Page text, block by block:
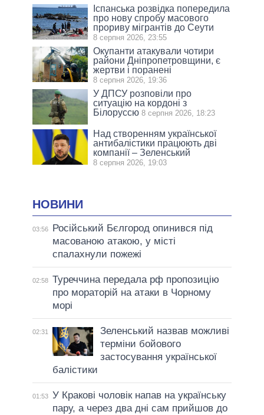
Іспанська розвідка попередила
про нову спробу масового
прориву мігрантів до Сеути
8 серпня 2026, 23:55
Окупанти атакували чотири
райони Дніпропетровщини, є
жертви і поранені
8 серпня 2026, 19:36
У ДПСУ розповіли про
ситуацію на кордоні з
Білоруссю 8 серпня 2026, 18:23
Над створенням української
антибалістики працюють дві
компанії – Зеленський
8 серпня 2026, 19:03
НОВИНИ
03:56
Російський Бєлгород опинився під
масованою атакою, у місті
спалахнули пожежі
02:58 Туреччина передала рф пропозицію
про мораторій на атаки в Чорному
морі
02:31
Зеленський назвав можливі
терміни бойового
застосування української
балістики
01:53 У Кракові чоловік напав на українську
пару, а через два дні сам прийшов до